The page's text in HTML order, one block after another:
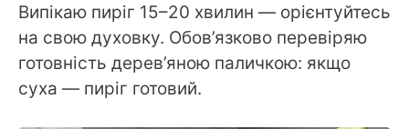
Випікаю пиріг 15–20 хвилин — орієнтуйтесь
на свою духовку. Обов’язково перевіряю
готовність дерев’яною паличкою: якщо
суха — пиріг готовий.